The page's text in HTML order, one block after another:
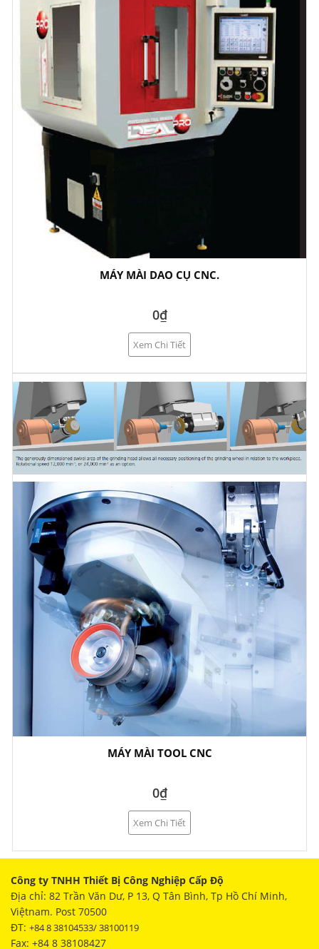
MÁY MÀI DAO CỤ CNC.
0₫
Xem Chi Tiết
MÁY MÀI TOOL CNC
0₫
Xem Chi Tiết
Công ty TNHH Thiết Bị Công Nghiệp Cấp Độ
Địa chỉ: 82 Trần Văn Dư, P 13, Q Tân Bình, Tp Hồ Chí Minh,
Việtnam. Post 70500
ĐT: +84 8 38104533/ 38100119
Fax: +84 8 38108427